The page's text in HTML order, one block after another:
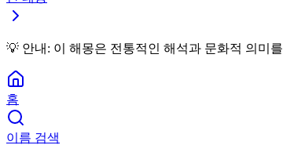
💡 안내: 이 해몽은 전통적인 해석과 문화적 의미
홈
이름 검색